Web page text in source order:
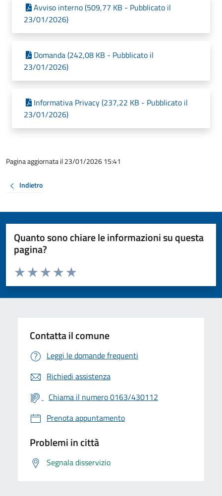
Avviso interno (509,77 KB - Pubblicato il
23/01/2026)
Domanda (242,08 KB - Pubblicato il
23/01/2026)
Informativa Privacy (237,22 KB - Pubblicato il
23/01/2026)
Pagina aggiornata il 23/01/2026 15:41
Indietro
Quanto sono chiare le informazioni su questa
pagina?
Valuta da 1 a 5 stelle la pagina
Valuta 5 stelle su 5
Valuta 4 stelle su 5
Valuta 3 stelle su 5
Valuta 2 stelle su 5
Valuta 1 stelle su 5
Contatta il comune
Leggi le domande frequenti
Richiedi assistenza
Chiama il numero 0163/430112
Prenota appuntamento
Problemi in città
Segnala disservizio